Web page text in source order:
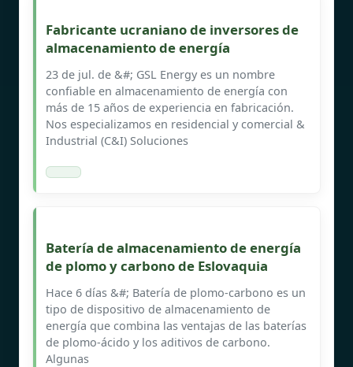
Fabricante ucraniano de inversores de
almacenamiento de energía
23 de jul. de &#; GSL Energy es un nombre
confiable en almacenamiento de energía con
más de 15 años de experiencia en fabricación.
Nos especializamos en residencial y comercial &
Industrial (C&I) Soluciones
Batería de almacenamiento de energía
de plomo y carbono de Eslovaquia
Hace 6 días &#; Batería de plomo-carbono es un
tipo de dispositivo de almacenamiento de
energía que combina las ventajas de las baterías
de plomo-ácido y los aditivos de carbono.
Algunas